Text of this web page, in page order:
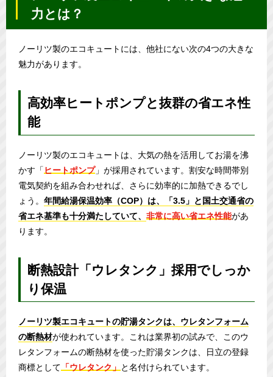
力とは？
ノーリツ製のエコキュートには、他社にない次の4つの大きな
魅力があります。
高効率ヒートポンプと抜群の省エネ性
能
ノーリツ製のエコキュートは、大気の熱を活用してお湯を沸
かす「 ヒートポンプ」が採用されています。割安な時間帯別
電気契約を組み合わせれば、さらに効率的に加熱できるでし
ょう。 年間給湯保温効率（COP）は、「3.5」と国土交通省の
省エネ基準も十分満たしていて、 非常に高い省エネ性能があ
ります。
断熱設計「ウレタンク」採用でしっか
り保温
ノーリツ製エコキュートの貯湯タンクは、ウレタンフォーム
の断熱材が使われています。これは業界初の試みで、このウ
レタンフォームの断熱材を使った貯湯タンクは、日立の登録
商標として 「ウレタンク」 と名付けられています。